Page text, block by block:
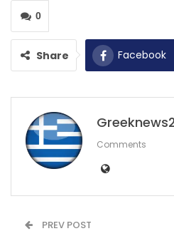
0
Share Facebook
Comments
PREV POST